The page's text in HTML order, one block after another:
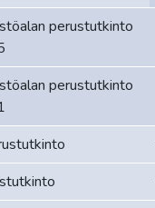
perustutkinto
perustutkinto